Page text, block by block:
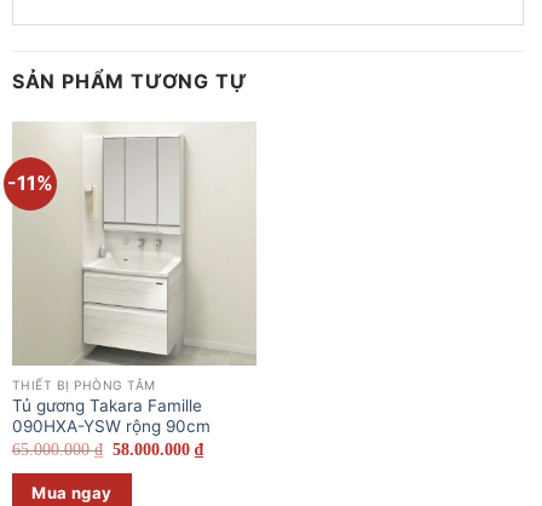
SẢN PHẨM TƯƠNG TỰ
-11%
THIẾT BỊ PHÒNG TẮM
Tủ gương Takara Famille
090HXA-YSW rộng 90cm
65.000.000₫ Giá
là:
65.000.000 ₫.
58.000.000 ₫Giá
hiện
Mua ngay